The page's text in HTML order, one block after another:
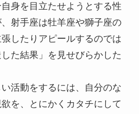
自身を目立たせようとする性
射手座は牡羊座や獅子座の
したりアピールするのでは
た結果」を見せびらかした
活動をするには、自分のな
を、とにかくカタチにして